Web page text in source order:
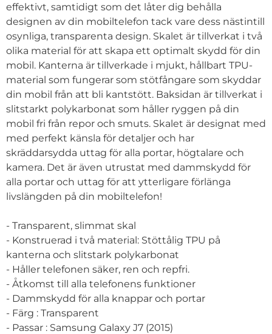
effektivt, samtidigt som det låter dig behålla
designen av din mobiltelefon tack vare dess nästintill
osynliga, transparenta design. Skalet är tillverkat i två
olika material för att skapa ett optimalt skydd för din
mobil. Kanterna är tillverkade i mjukt, hållbart TPU-
material som fungerar som stötfångare som skyddar
din mobil från att bli kantstött. Baksidan är tillverkat i
slitstarkt polykarbonat som håller ryggen på din
mobil fri från repor och smuts. Skalet är designat med
med perfekt känsla för detaljer och har
skräddarsydda uttag för alla portar, högtalare och
kamera. Det är även utrustat med dammskydd för
alla portar och uttag för att ytterligare förlänga
livslängden på din mobiltelefon!
- Transparent, slimmat skal
- Konstruerad i två material: Stöttålig TPU på
kanterna och slitstark polykarbonat
- Håller telefonen säker, ren och repfri.
- Åtkomst till alla telefonens funktioner
- Dammskydd för alla knappar och portar
- Färg : Transparent
- Passar : Samsung Galaxy J7 (2015)